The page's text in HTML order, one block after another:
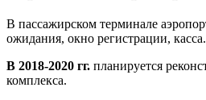
В пассажирском терминале
ожидания, окно регистрации, касса.
В 2018-2020 гг. планируется
комплекса.